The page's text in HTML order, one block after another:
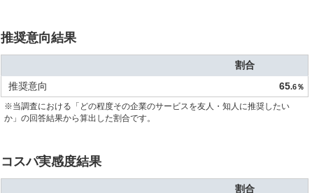
推奨意向結果
割合
推奨意向
65.6％
※当調査における「どの程度その企業のサービスを友人・知人に推奨したい
か」の回答結果から算出した割合です。
コスパ実感度結果
割合